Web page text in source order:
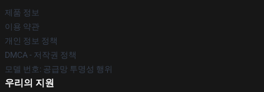
제품 정보
이용 약관
개인 정보 정책
DMCA - 저작권 정책
모델 번호: 공급망 투명성 행위
우리의 지원